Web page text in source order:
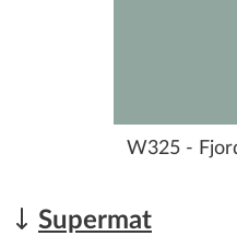
W325 -
Supermat